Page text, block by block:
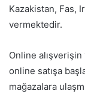
Kazakistan, Fas,
vermektedir.
Online alışverişin
online satışa
mağazalara